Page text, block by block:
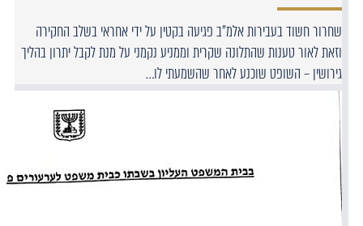
שחרור חשוד בעבירות אלמ"ב פגיעה בקטין על ידי אחראי בשלב החקירה
וזאת לאור טענות שהתלונה שקרית וממניע נקמני על מנת לקבל יתרון בהליך
גירושין – השופט שוכנע לאחר שהשמעתי לו…